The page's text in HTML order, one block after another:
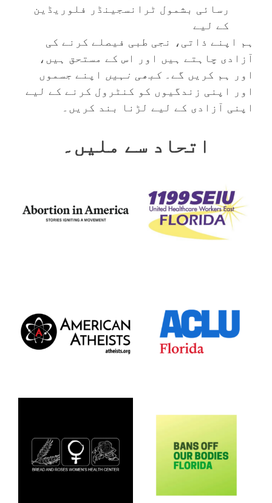
رسائی بشمول ٹرانسجینڈر فلوریڈین
کے لیے
ہم اپنے ذاتی، نجی طبی فیصلے کرنے کی
آزادی چاہتے ہیں اور اس کے مستحق ہیں،
اور ہم کریں گے۔کبھی نہیں اپنے جسموں
اور اپنی زندگیوں کو کنٹرول کرنے کے لیے
اپنی آزادی کے لیے لڑنا بند کریں۔
اتحاد سے ملیں۔